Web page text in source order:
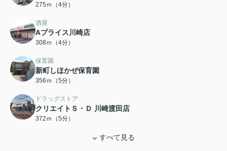
275ｍ（4分）
酒屋
Aプライス川崎店
308ｍ（4分）
保育園
新町しほかぜ保育園
356ｍ（5分）
ドラッグストア
クリエイトＳ・Ｄ 川崎渡田店
372ｍ（5分）
すべて見る